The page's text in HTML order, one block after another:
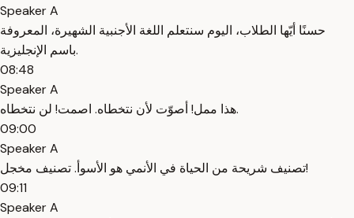
Speaker A
حسنًا أيّها الطلاب، اليوم سنتعلم اللغة الأجنبية الشهيرة، المعروفة
باسم الإنجليزية.
08:48
Speaker A
هذا ممل! أصوّت لأن نتخطاه. اصمت! لن نتخطاه.
09:00
Speaker A
تصنيف شريحة من الحياة في الأنمي هو الأسوأ. تصنيف مخجل!
09:11
Speaker A